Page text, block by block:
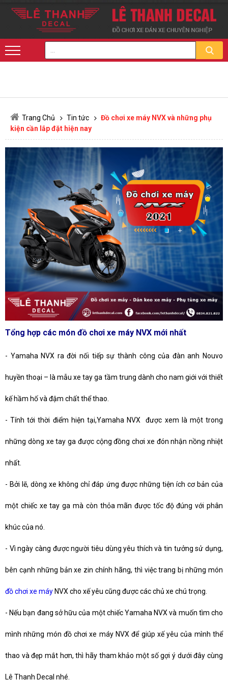
Trang Chủ Tin tức
Đồ chơi xe máy NVX và những phụ
kiện cần lắp đặt hiện nay
Tổng hợp các món đồ chơi xe máy NVX mới nhất
- Yamaha NVX ra đời nối tiếp sự thành công của đàn anh Nouvo
huyền thoại – là mẫu xe tay ga tầm trung dành cho nam giới với thiết
kế hầm hố và đậm chất thể thao.
-Tính tới thời điểm hiện tại,Yamaha NVX được xem là một trong
những dòng xe tay ga được cộng đồng chơi xe đón nhận nồng nhiệt
nhất.
- Bởi lẽ, dòng xe không chỉ đáp ứng được những tiện ích cơ bản của
một chiếc xe tay ga mà còn thỏa mãn được tốc độ đúng với phân
khúc của nó.
- Vì ngày càng được người tiêu dùng yêu thích và tin tưởng sử dụng,
bên cạnh những bản xe zin chính hãng, thì việc trang bị những món
đồ chơi xe máy NVX cho xế yêu cũng được các chủ xe chú trọng.
- Nếu bạn đang sở hữu của một chiếc Yamaha NVX và muốn tìm cho
mình những món đồ chơi xe máy NVX để giúp xế yêu của mình thể
thao và đẹp mắt hơn, thì hãy tham khảo một số gợi ý dưới đây cùng
Lê Thanh Decal nhé.